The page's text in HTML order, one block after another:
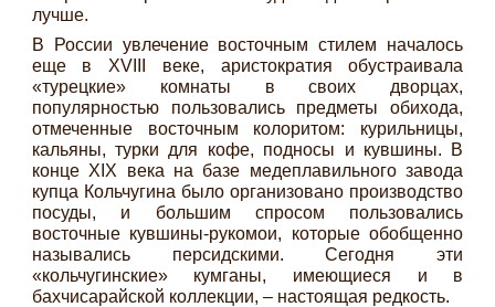
лучше.
В России увлечение восточным стилем началось
еще в XVIII веке, аристократия обустраивала
«турецкие» комнаты в своих дворцах,
популярностью пользовались предметы обихода,
отмеченные восточным колоритом: курильницы,
кальяны, турки для кофе, подносы и кувшины. В
конце XIX века на базе медеплавильного завода
купца Кольчугина было организовано производство
посуды, и большим спросом пользовались
восточные кувшины-рукомои, которые обобщенно
назывались персидскими. Сегодня эти
«кольчугинские» кумганы, имеющиеся и в
бахчисарайской коллекции, – настоящая редкость.